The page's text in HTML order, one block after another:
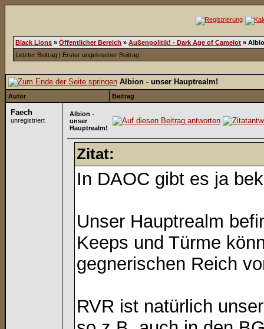
Black Lions »Öffentlicher Bereich »Außenpolitik! - Dark Age of Camelot »
Letzter Beitrag | Erster ungelesener Beitrag
Albion - unser Hauptrealm!
Autor Beitrag
Faech
unregistriert
Albion -
unser
Hauptrealm!
Zitat:
In DAOC gibt es ja
Unser Hauptrealm
Keeps und Türme
gegnerischen Reich
RVR ist natürlich